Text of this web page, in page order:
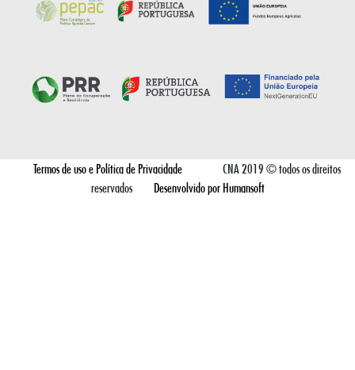
Termos de uso e Política de Privacidade
CNA 2019 © todos os direitos
reservados
Desenvolvido por Humansoft